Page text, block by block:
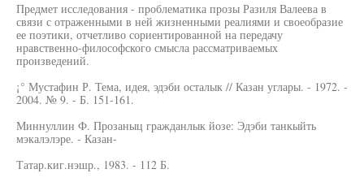
Предмет исследования - проблематика прозы Разиля Валеева в
связи с отраженными в ней жизненными реалиями и своеобразие
ее поэтики, отчетливо сориентированной на передачу
нравственно-философского смысла рассматриваемых
произведений.
¡° Мустафин Р. Тема, идея, эдэби осталык // Казан углары. - 1972. -
2004. № 9. - Б. 151-161.
Миннуллин Ф. Прозаныц гражданлык йозе: Эдэби танкыйть
мэкалэлэре. - Казан-
Татар.киг.нэшр., 1983. - 112 Б.